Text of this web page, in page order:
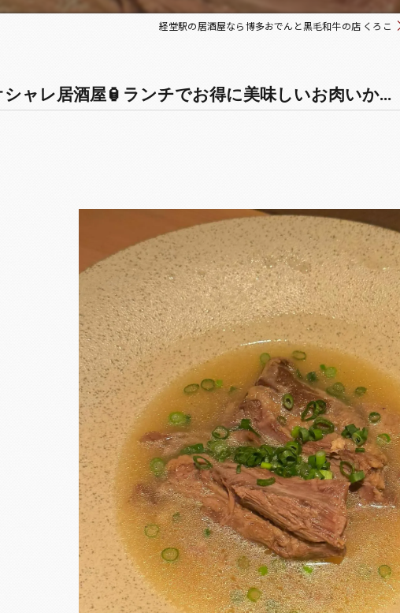
経堂駅の居酒屋なら博多おでんと黒毛和牛の店 くろこ
シャレ居酒屋🏮ランチでお得に美味しいお肉いか...